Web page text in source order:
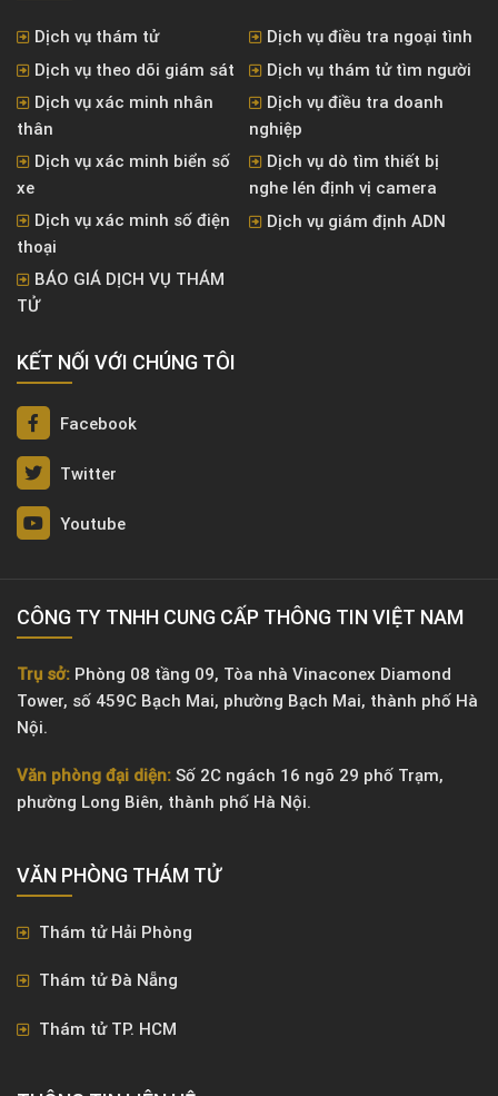
Dịch vụ thám tử
Dịch vụ điều tra ngoại tình
Dịch vụ theo dõi giám sát
Dịch vụ thám tử tìm người
Dịch vụ xác minh nhân
thân
Dịch vụ điều tra doanh
nghiệp
Dịch vụ xác minh biển số
xe
Dịch vụ dò tìm thiết bị
nghe lén định vị camera
Dịch vụ xác minh số điện
thoại
Dịch vụ giám định ADN
BÁO GIÁ DỊCH VỤ THÁM
TỬ
KẾT NỐI VỚI CHÚNG TÔI
Facebook
Twitter
Youtube
CÔNG TY TNHH CUNG CẤP THÔNG TIN VIỆT NAM
Trụ sở: Phòng 08 tầng 09, Tòa nhà Vinaconex Diamond
Tower, số 459C Bạch Mai, phường Bạch Mai, thành phố Hà
Nội.
Văn phòng đại diện: Số 2C ngách 16 ngõ 29 phố Trạm,
phường Long Biên, thành phố Hà Nội.
VĂN PHÒNG ​THÁM TỬ
Thám tử Hải Phòng
Thám tử Đà Nẵng
Thám tử TP. HCM